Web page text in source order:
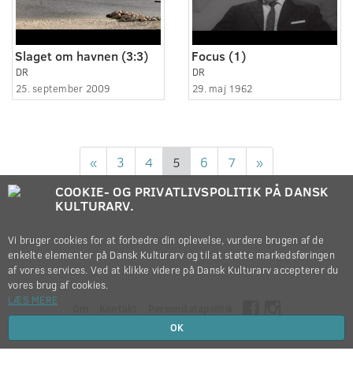
Slaget om havnen (3:3)
DR
25. september 2009
Focus (1)
DR
29. maj 1962
« 3 4 5 6 7 »
Copyright © 2012-2026
COOKIE- OG PRIVATLIVSPOLITIK PÅ DANSK
KULTURARV.
Vi bruger cookies for at forbedre din oplevelse, vurdere brugen af de
enkelte elementer på Dansk Kulturarv og til at støtte markedsføringen
af vores services. Ved at klikke videre på Dansk Kulturarv accepterer du
vores brug af cookies.
LÆS MERE
OK